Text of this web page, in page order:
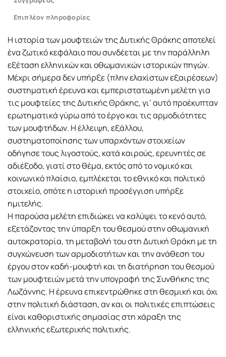
Επιπλέον πληροφορίες
Η ιστορία των μουφτειών της Δυτικής Θράκης αποτελεί
ένα ζωτικό κεφάλαιο που συνδέεται με την παράλληλη
εξέταση ελληνικών και οθωμανικών ιστορικών πηγών.
Μέχρι σήμερα δεν υπήρξε (πλην ελαχίστων εξαιρέσεων)
συστηματική έρευνα και εμπεριστατωμένη μελέτη για
τις μουφτείες της Δυτικής Θράκης, γι’ αυτό προέκυπταν
ερωτηματικά γύρω από το έργο και τις αρμοδιότητες
των μουφτήδων. Η έλλειψη, εξάλλου,
συστηματοποίησης των υπαρχόντων στοιχείων
οδήγησε τους λιγοστούς, κατά καιρούς, ερευνητές σε
αδιέξοδο, γιατί στο θέμα, εκτός από το νομικό και
κοινωνικό πλαίσιο, εμπλέκεται το εθνικό και πολιτικό
στοιχείο, οπότε η ιστορική προσέγγιση υπήρξε
ημιτελής.
Η παρούσα μελέτη επιδιώκει να καλύψει το κενό αυτό,
εξετάζοντας την ύπαρξη του θεσμού στην οθωμανική
αυτοκρατορία, τη μεταβολή του στη Δυτική Θράκη με τη
συγχώνευση των αρμοδιοτήτων και την ανάθεση του
έργου στον καδή-μουφτή και τη διατήρηση του θεσμού
των μουφτειών μετά την υπογραφή της Συνθήκης της
Λωζάννης. Η έρευνα επικεντρώθηκε στη θεσμική και όχι
στην πολιτική διάσταση, αν και οι πολιτικές επιπτώσεις
είναι καθοριστικής σημασίας στη χάραξη της
ελληνικής εξωτερικής πολιτικής.